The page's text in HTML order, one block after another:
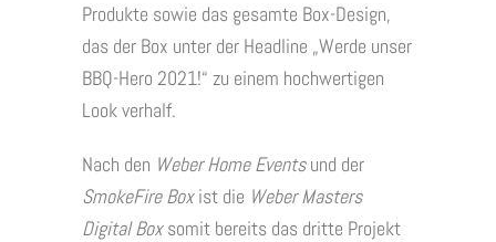
Produkte sowie das gesamte Box-Design,
das der Box unter der Headline „Werde unser
BBQ-Hero 2021!“ zu einem hochwertigen
Look verhalf.
Nach den Weber Home Eventsund der
SmokeFire Boxist die Weber Masters
Digital Boxsomit bereits das dritte Projekt